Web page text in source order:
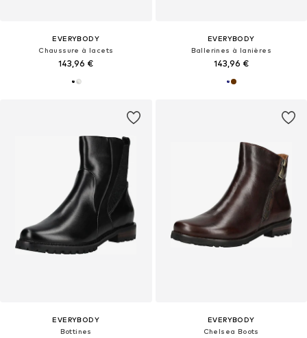
EVERYBODY
Chaussure à lacets
143,96 €
EVERYBODY
Ballerines à lanières
143,96 €
EVERYBODY
Bottines
EVERYBODY
Chelsea Boots